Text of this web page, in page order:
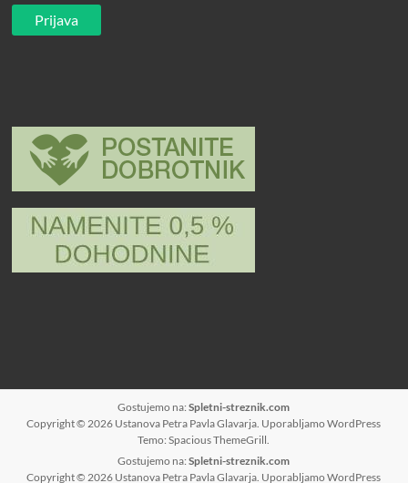
Gostujemo na:Spletni-streznik.com
Copyright © 2026 Ustanova Petra Pavla Glavarja . UporabljamoWordPress
Temo: SpaciousThemeGrill
Gostujemo na:Spletni-streznik.com
Copyright © 2026 Ustanova Petra Pavla Glavarja . UporabljamoWordPress